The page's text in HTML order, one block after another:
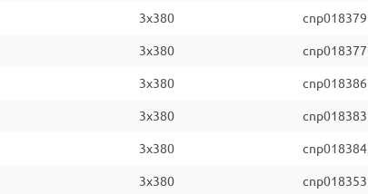
3x380 cnp018379
3x380 cnp018377
3x380 cnp018386
3x380 cnp018383
3x380 cnp018384
3x380 cnp018353